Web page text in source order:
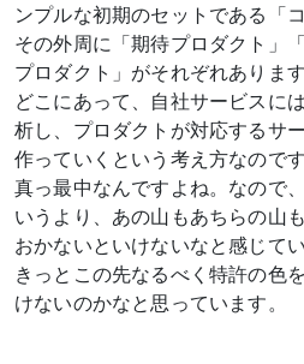
ンプルな初期のセットである「
その外周に「期待プロダクト」
プロダクト」がそれぞれありま
どこにあって、自社サービスに
析し、プロダクトが対応するサ
作っていくという考え方なので
真っ最中なんですよね。なので
いうより、あの山もあちらの山
おかないといけないなと感じて
きっとこの先なるべく特許の色
けないのかなと思っています。